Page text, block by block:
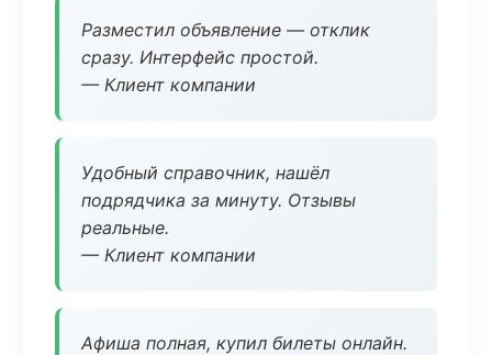
Разместил объявление — отклик
сразу. Интерфейс простой.
— Клиент компании
Удобный справочник, нашёл
подрядчика за минуту. Отзывы
реальные.
— Клиент компании
Афиша полная, купил билеты онлайн.